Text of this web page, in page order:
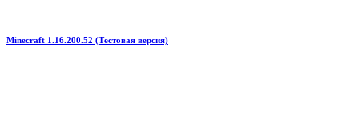
Minecraft 1.16.200.52 (Тестовая версия)